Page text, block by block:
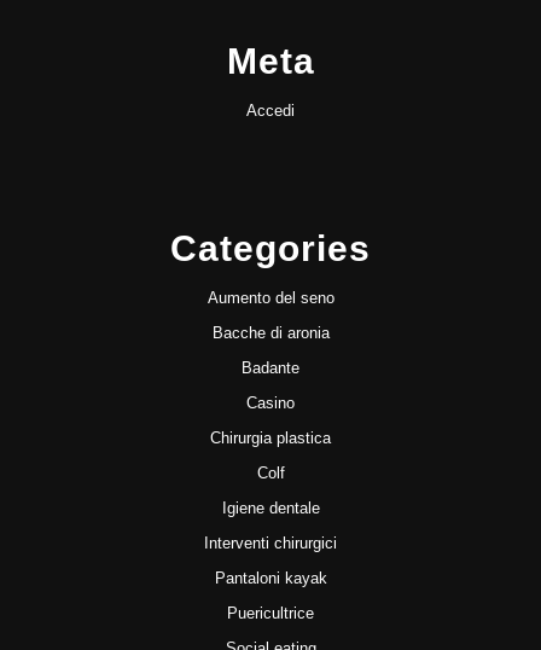
Meta
Accedi
Categories
Aumento del seno
Bacche di aronia
Badante
Casino
Chirurgia plastica
Colf
Igiene dentale
Interventi chirurgici
Pantaloni kayak
Puericultrice